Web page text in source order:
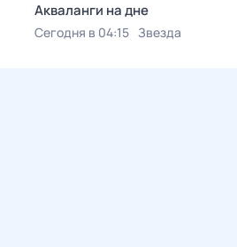
Акваланги на дне
Сегодня в 04:15 Звезда